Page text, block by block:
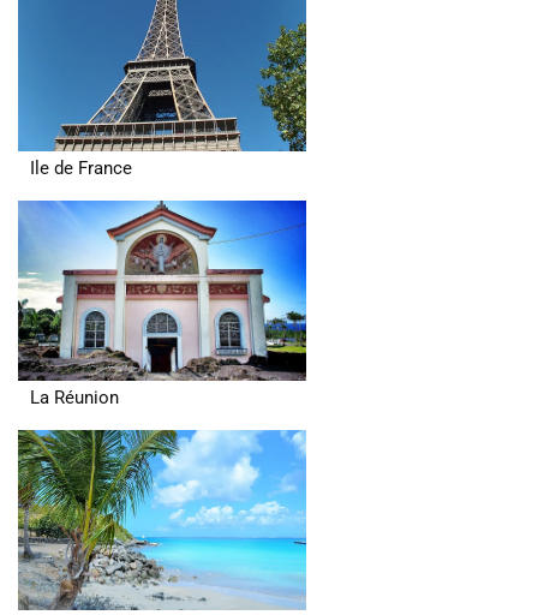
Ile de France
La Réunion